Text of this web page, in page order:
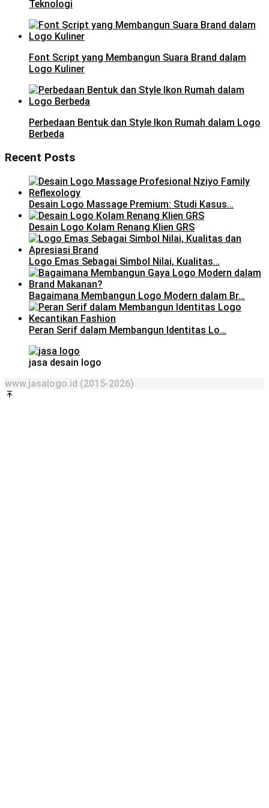
Teknologi
Font Script yang Membangun Suara Brand dalam
Logo Kuliner
Perbedaan Bentuk dan Style Ikon Rumah dalam Logo
Berbeda
Recent Posts
Desain Logo Massage Premium: Studi Kasus…
Desain Logo Kolam Renang Klien GRS
Logo Emas Sebagai Simbol Nilai, Kualitas…
Bagaimana Membangun Logo Modern dalam Br…
Peran Serif dalam Membangun Identitas Lo…
jasa desain logo
www.jasalogo.id (2015-2026)